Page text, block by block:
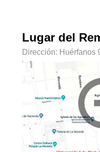
Lugar del
Dirección: Huérfanos